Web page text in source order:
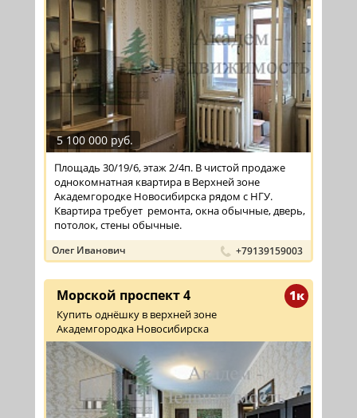
5 100 000 руб.
Площадь 30/19/6, этаж 2/4п. В чистой продаже
однокомнатная квартира в Верхней зоне
Академгородке Новосибирска рядом с НГУ.
Квартира требует ремонта, окна обычные, дверь,
потолок, стены обычные.
Олег Иванович +79139159003
1к
Морской проспект 4
Купить однёшку в верхней зоне
Академгородка Новосибирска